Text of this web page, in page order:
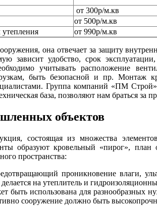
от 300р/м.кв
от 500р/м.кв
от 990р/м.кв
она отвечает за защиту
зависит удобство, срок
учитывать расположение
быть безопасной и пр.
Группа компаний «ПМ
база, позволяют нам браться за
объектов
состоящая из множества
образуют кровельный «пирог», план
пространства:
проникновение влаги,
на утеплитель и
быть использована для разнообразных
сооружение должно быть